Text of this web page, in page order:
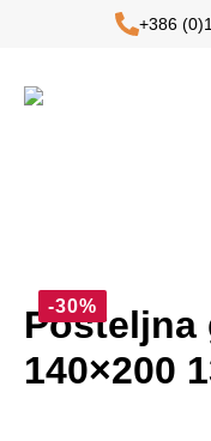
+386
This is
-30%
Posteljna
140×200